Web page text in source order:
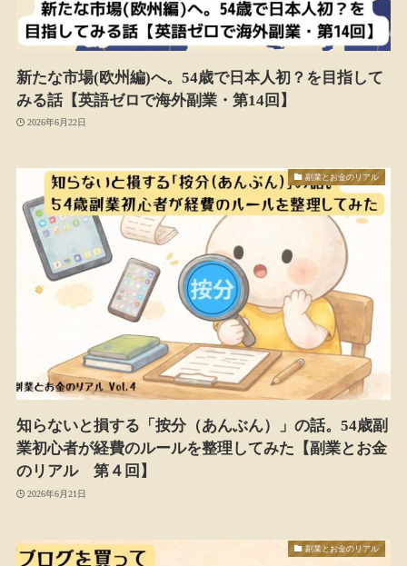
新たな市場(欧州編)へ。54歳で日本人初？を目指して
みる話【英語ゼロで海外副業・第14回】
2026年6月22日
副業とお金のリアル
知らないと損する「按分（あんぶん）」の話。54歳副
業初心者が経費のルールを整理してみた【副業とお金
のリアル 第４回】
2026年6月21日
副業とお金のリアル